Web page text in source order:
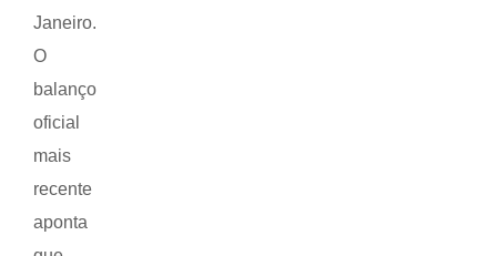
Janeiro.
O
balanço
oficial
mais
recente
aponta